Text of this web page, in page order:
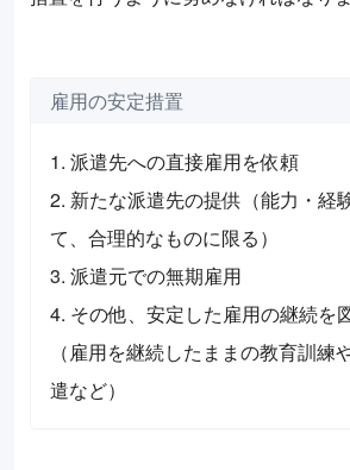
雇用の安定措置
1. 派遣先への直接雇用を依頼
2. 新たな派遣先の提供（能力・経
て、合理的なものに限る）
3. 派遣元での無期雇用
4. その他、安定した雇用の継続を
（雇用を継続したままの教育訓練
遣など）